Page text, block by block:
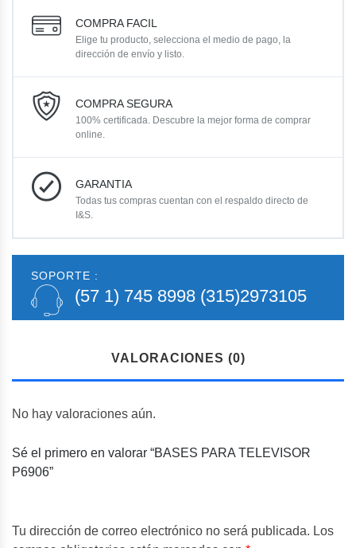
COMPRA FACIL
Elige tu producto, selecciona el medio de pago, la
dirección de envío y listo.
COMPRA SEGURA
100% certificada. Descubre la mejor forma de comprar
online.
GARANTIA
Todas tus compras cuentan con el respaldo directo de
I&S.
SOPORTE :
(57 1) 745 8998 (315)2973105
VALORACIONES (0)
No hay valoraciones aún.
Sé el primero en valorar “BASES PARA TELEVISOR
P6906”
Tu dirección de correo electrónico no será publicada. Los